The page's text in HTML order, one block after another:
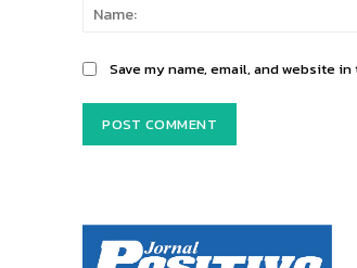
Save my name, email, and website